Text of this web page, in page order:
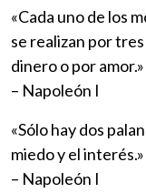
«Cada uno de los
se realizan por
dinero o por amor.»
– Napoleón I
«Sólo hay dos
miedo y el interés.»
– Napoleón I